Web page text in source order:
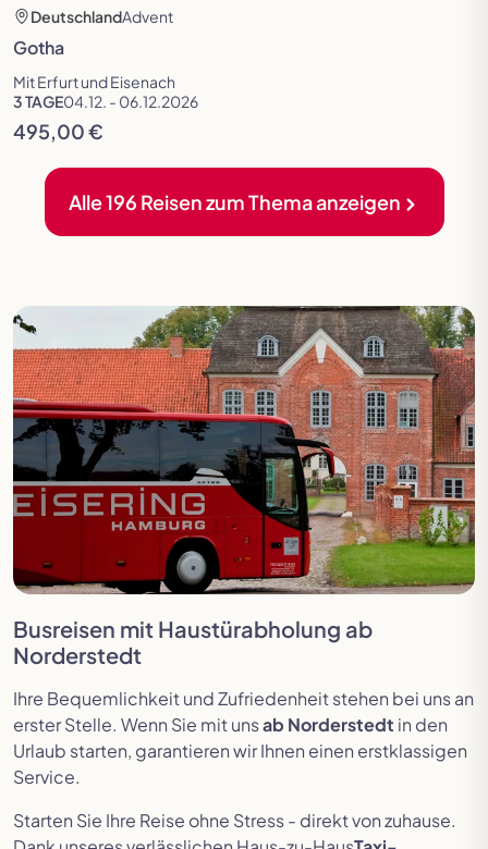
DeutschlandAdvent
Gotha
Mit Erfurt und Eisenach
3 TAGE04.12. - 06.12.2026
495,00 €
Alle 196 Reisen zum Thema anzeigen
Busreisen mit Haustürabholung ab
Norderstedt
Ihre Bequemlichkeit und Zufriedenheit stehen bei uns an
erster Stelle. Wenn Sie mit unsab Norderstedt in den
Urlaub starten, garantieren wir Ihnen einen erstklassigen
Service.
Starten Sie Ihre Reise ohne Stress - direkt von zuhause.